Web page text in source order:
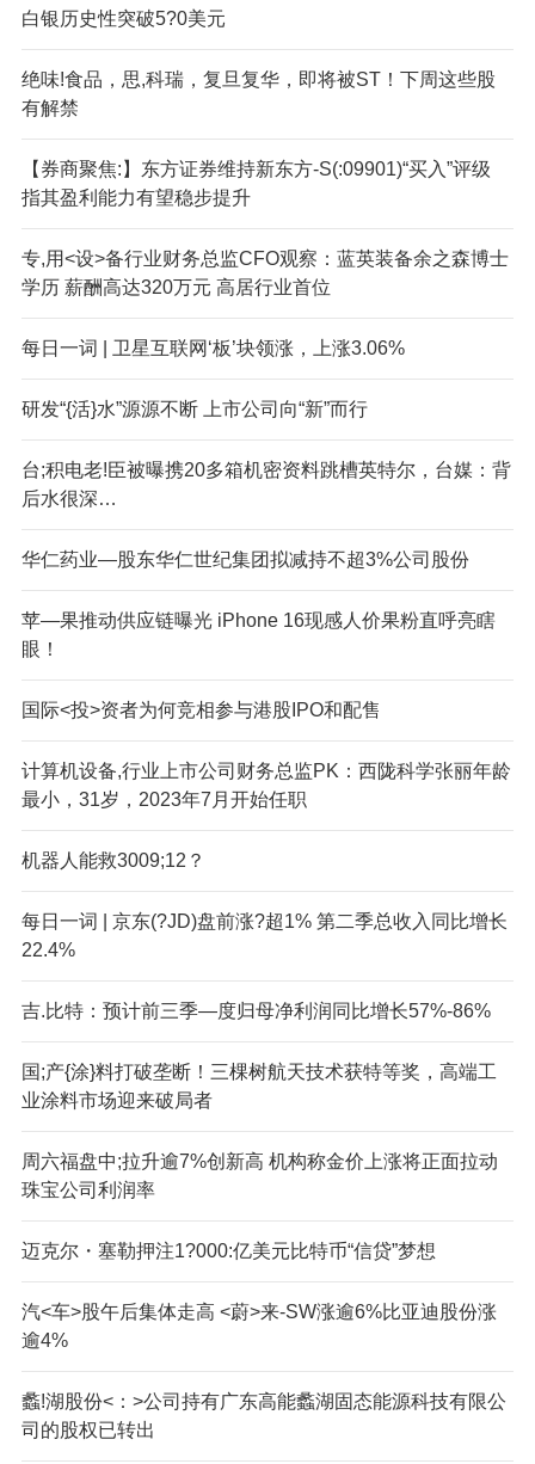
白银历史性突破5?0美元
绝味!食品，思,科瑞，复旦复华，即将被ST！下周这些股
有解禁
【券商聚焦:】东方证券维持新东方-S(:09901)“买入”评级
指其盈利能力有望稳步提升
专,用<设>备行业财务总监CFO观察：蓝英装备余之森博士
学历 薪酬高达320万元 高居行业首位
每日一词 | 卫星互联网‘板’块领涨，上涨3.06%
研发“{活}水”源源不断 上市公司向“新”而行
台;积电老!臣被曝携20多箱机密资料跳槽英特尔，台媒：背
后水很深…
华仁药业—股东华仁世纪集团拟减持不超3%公司股份
苹—果推动供应链曝光 iPhone 16现感人价果粉直呼亮瞎
眼！
国际<投>资者为何竞相参与港股IPO和配售
计算机设备,行业上市公司财务总监PK：西陇科学张丽年龄
最小，31岁，2023年7月开始任职
机器人能救3009;12？
每日一词 | 京东(?JD)盘前涨?超1% 第二季总收入同比增长
22.4%
吉.比特：预计前三季—度归母净利润同比增长57%-86%
国;产{涂}料打破垄断！三棵树航天技术获特等奖，高端工
业涂料市场迎来破局者
周六福盘中;拉升逾7%创新高 机构称金价上涨将正面拉动
珠宝公司利润率
迈克尔・塞勒押注1?000:亿美元比特币“信贷”梦想
汽<车>股午后集体走高 <蔚>来-SW涨逾6%比亚迪股份涨
逾4%
蠡!湖股份<：>公司持有广东高能蠡湖固态能源科技有限公
司的股权已转出